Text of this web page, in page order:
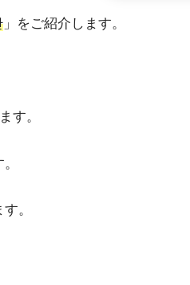
」をご紹介します。
す。
。